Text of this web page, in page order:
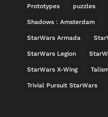
Prototypes puzzles
Shadows : Amsterdam
StarWars Armada
StarWars Legion
StarWars X-Wing
Trivial Pursuit StarWars